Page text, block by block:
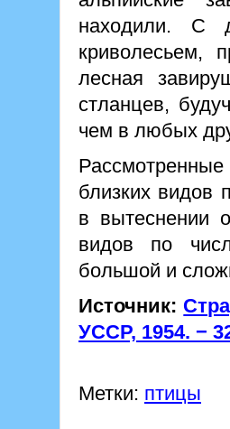
находили. С
криволесьем,
лесная
стланцев,
чем в любых
близких видов
в вытеснении
видов по
большой и
Источник:
УССР, 1954. −
Метки: птицы